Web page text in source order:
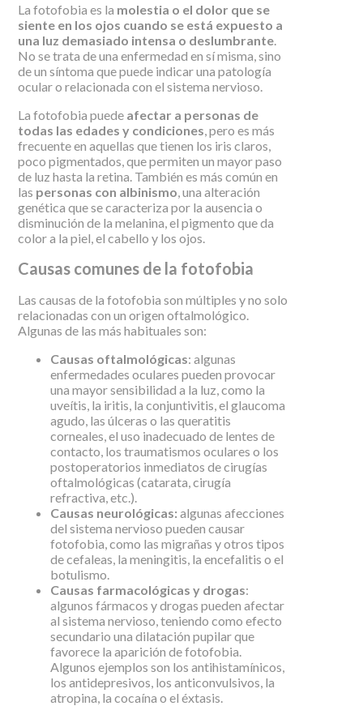
La fotofobia es la molestia o el dolor que se
siente en los ojos cuando se está expuesto a
una luz demasiado intensa o deslumbrante.
No se trata de una enfermedad en sí misma, sino
de un síntoma que puede indicar una patología
ocular o relacionada con el sistema nervioso.
La fotofobia puede afectar a personas de
todas las edades y condiciones , pero es más
frecuente en aquellas que tienen los iris claros,
poco pigmentados, que permiten un mayor paso
de luz hasta la retina. También es más común en
las personas con albinismo , una alteración
genética que se caracteriza por la ausencia o
disminución de la melanina, el pigmento que da
color a la piel, el cabello y los ojos.
Causas comunes de la fotofobia
Las causas de la fotofobia son múltiples y no solo
relacionadas con un origen oftalmológico.
Algunas de las más habituales son:
Causas oftalmológicas: algunas
enfermedades oculares pueden provocar
una mayor sensibilidad a la luz, como la
uveítis, la iritis, la conjuntivitis, el glaucoma
agudo, las úlceras o las queratitis
corneales, el uso inadecuado de lentes de
contacto, los traumatismos oculares o los
postoperatorios inmediatos de cirugías
oftalmológicas (catarata, cirugía
refractiva, etc.).
Causas neurológicas: algunas afecciones
del sistema nervioso pueden causar
fotofobia, como las migrañas y otros tipos
de cefaleas, la meningitis, la encefalitis o el
botulismo.
Causas farmacológicas y drogas:
algunos fármacos y drogas pueden afectar
al sistema nervioso, teniendo como efecto
secundario una dilatación pupilar que
favorece la aparición de fotofobia.
Algunos ejemplos son los antihistamínicos,
los antidepresivos, los anticonvulsivos, la
atropina, la cocaína o el éxtasis.